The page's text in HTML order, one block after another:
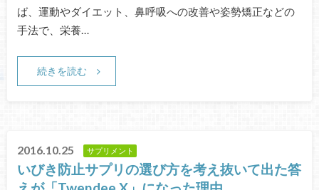
ば、運動やダイエット、鼻呼吸への改善や姿勢矯正などの
手法で、栄養…
続きを読む
2016.10.25 サプリメント
いびき防止サプリの選び方を考え抜いて出た答